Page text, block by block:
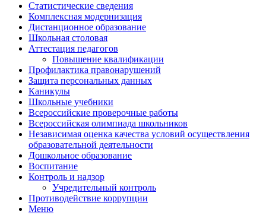
Статистические сведения
Комплексная модернизация
Дистанционное образование
Школьная столовая
Аттестация педагогов
Повышение квалификации
Профилактика правонарушений
Защита персональных данных
Каникулы
Школьные учебники
Всероссийские проверочные работы
Всероссийская олимпиада школьников
Независимая оценка качества условий осуществления
образовательной деятельности
Дошкольное образование
Воспитание
Контроль и надзор
Учредительный контроль
Противодействие коррупции
Меню